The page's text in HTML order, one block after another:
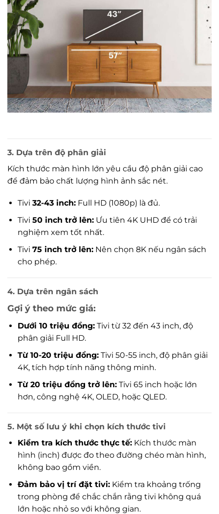
3. Dựa trên độ phân giải
Kích thước màn hình lớn yêu cầu độ phân giải cao
để đảm bảo chất lượng hình ảnh sắc nét.
Tivi 32-43 inch:Full HD (1080p) là đủ.
Tivi 50 inch trở lên:Ưu tiên 4K UHD để có trải
nghiệm xem tốt nhất.
Tivi 75 inch trở lên:Nên chọn 8K nếu ngân sách
cho phép.
4. Dựa trên ngân sách
Gợi ý theo mức giá:
Dưới 10 triệu đồng:Tivi từ 32 đến 43 inch, độ
phân giải Full HD.
Từ 10-20 triệu đồng:Tivi 50-55 inch, độ phân giải
4K, tích hợp tính năng thông minh.
Từ 20 triệu đồng trở lên:Tivi 65 inch hoặc lớn
hơn, công nghệ 4K, OLED, hoặc QLED.
5. Một số lưu ý khi chọn kích thước tivi
Kiểm tra kích thước thực tế:Kích thước màn
hình (inch) được đo theo đường chéo màn hình,
không bao gồm viền.
Đảm bảo vị trí đặt tivi:Kiểm tra khoảng trống
trong phòng để chắc chắn rằng tivi không quá
lớn hoặc nhỏ so với không gian.